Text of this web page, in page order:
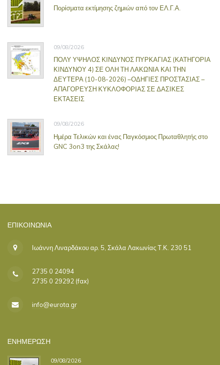
Πορίσματα εκτίμησης ζημιών από τον ΕΛ.Γ.Α.
09/08/2026
ΠΟΛΥ ΥΨΗΛΟΣ ΚΙΝΔΥΝΟΣ ΠΥΡΚΑΓΙΑΣ (ΚΑΤΗΓΟΡΙΑ
ΚΙΝΔΥΝΟΥ 4) ΣΕ ΟΛΗ ΤΗ ΛΑΚΩΝΙΑ ΚΑΙ ΤΗΝ
ΔΕΥΤΕΡΑ (10-08-2026) –ΟΔΗΓΙΕΣ ΠΡΟΣΤΑΣΙΑΣ –
ΑΠΑΓΟΡΕΥΣΗ ΚΥΚΛΟΦΟΡΙΑΣ ΣΕ ΔΑΣΙΚΕΣ
ΕΚΤΑΣΕΙΣ
09/08/2026
Ημέρα Τελικών και ένας Παγκόσμιος Πρωταθλητής στο
GNC 3on3 της Σκάλας!
ΕΠΙΚΟΙΝΩΝΊΑ
Ιωάννη Λιναρδάκου αρ. 5, Σκάλα Λακωνίας Τ.Κ. 230 51
2735 0 24094
2735 0 29292 (fax)
info@eurota.gr
ΕΝΗΜΕΡΩΣΗ
09/08/2026